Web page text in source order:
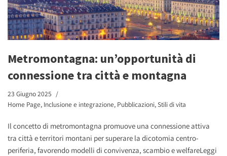
Metromontagna: un’opportunità di
connessione tra città e montagna
23 Giugno 2025
Home Page, Inclusione e integrazione, Pubblicazioni,Stili di vita
Il concetto di metromontagna promuove una connessione attiva
tra città e territori montani per superare la dicotomia centro-
periferia, favorendo modelli di convivenza, scambio e welfareLeggi